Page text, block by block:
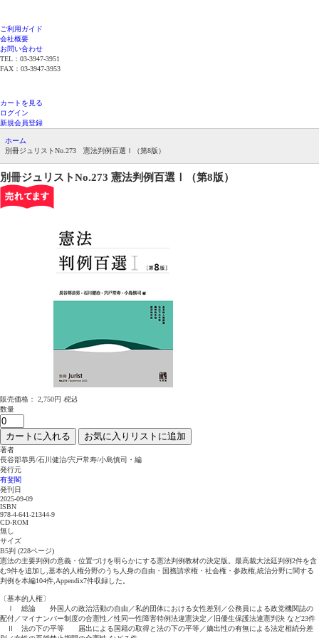
ご利用ガイド
会社概要
お問い合わせ
TEL：03-3947-3951
FAX：03-3947-3953
カートを見る
ログイン
新規会員登録
ホーム
別冊ジュリストNo.273 憲法判例百選Ⅰ（第8版）
別冊ジュリストNo.273 憲法判例百選Ⅰ（第8版）
販売価格： 2,750円 税込
数量
カートに入れる お気に入りリストに追加
著者
長谷部恭男/石川健治/宍戸常寿/小島慎司・編
発行元
有斐閣
発刊日
2025-09-09
ISBN
978-4-641-21344-9
CD-ROM
無し
サイズ
B5判 (228ページ)
憲法の主要判例の意義・位置づけを明らかにする憲法判例教材の決定版。最高裁大法廷判例2件を含
む9件を追加し,基本的人権分野のうち人身の自由・国務請求権・社会権・参政権,統治分野に関する
判例を本編104件,Appendix7件収録した。
〔基本的人権〕
Ⅰ 総論 外国人の政治活動の自由／私的団体における女性差別／公務員による政党機関誌の
配付／マイナンバー制度の合憲性／性同一性障害特例法違憲決定／旧優生保護法違憲判決 など23件
Ⅱ 法の下の平等 届出による国籍の取得と法の下の平等／嫡出性の有無による法定相続分差